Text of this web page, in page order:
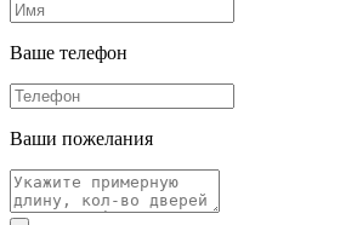
Ваше телефон
Ваши пожелания